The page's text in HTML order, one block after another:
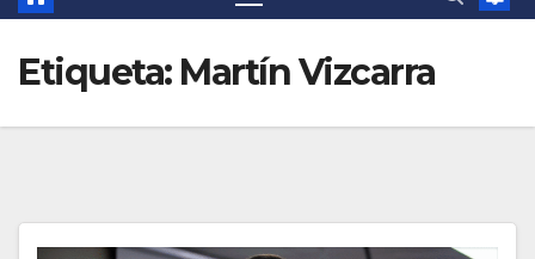
Etiqueta: Martín Vizcarra